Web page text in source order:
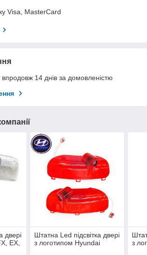
Visa, MasterCard
14 днів за домовленістю
двері
EX,
Штатна Led підсвітка двері
з логотипом Hyundai
з